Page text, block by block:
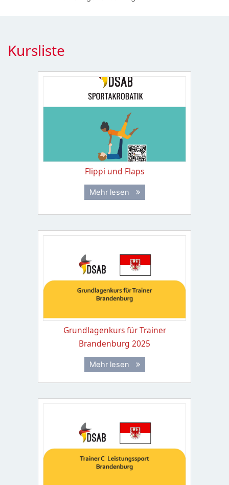
Kursliste
Flippi und Flaps
Mehr lesen
Grundlagenkurs für Trainer
Brandenburg 2025
Mehr lesen